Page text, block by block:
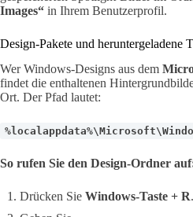
Images“ in Ihrem Benutzerprofil.
Design-Pakete und heruntergeladene
Wer Windows-Designs aus dem
findet die enthaltenen
Ort. Der Pfad lautet:
So rufen Sie den Design-Ordner
Drücken Sie Windows-Taste + R.